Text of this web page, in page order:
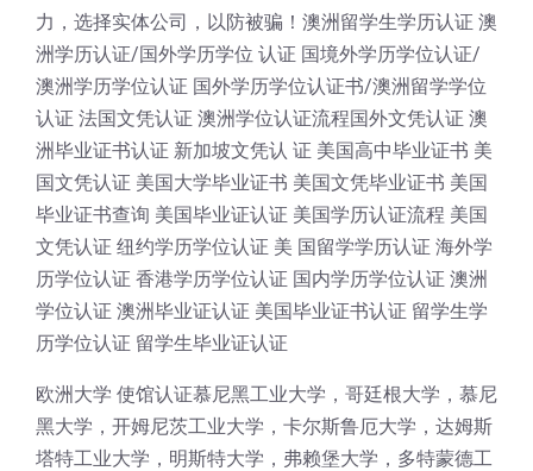
力，选择实体公司，以防被骗！澳洲留学生学历认证 澳
洲学历认证/国外学历学位 认证 国境外学历学位认证/
澳洲学历学位认证 国外学历学位认证书/澳洲留学学位
认证 法国文凭认证 澳洲学位认证流程国外文凭认证 澳
洲毕业证书认证 新加坡文凭认 证 美国高中毕业证书 美
国文凭认证 美国大学毕业证书 美国文凭毕业证书 美国
毕业证书查询 美国毕业证认证 美国学历认证流程 美国
文凭认证 纽约学历学位认证 美 国留学学历认证 海外学
历学位认证 香港学历学位认证 国内学历学位认证 澳洲
学位认证 澳洲毕业证认证 美国毕业证书认证 留学生学
历学位认证 留学生毕业证认证
欧洲大学 使馆认证慕尼黑工业大学，哥廷根大学，慕尼
黑大学，开姆尼茨工业大学，卡尔斯鲁厄大学，达姆斯
塔特工业大学，明斯特大学，弗赖堡大学，多特蒙德工